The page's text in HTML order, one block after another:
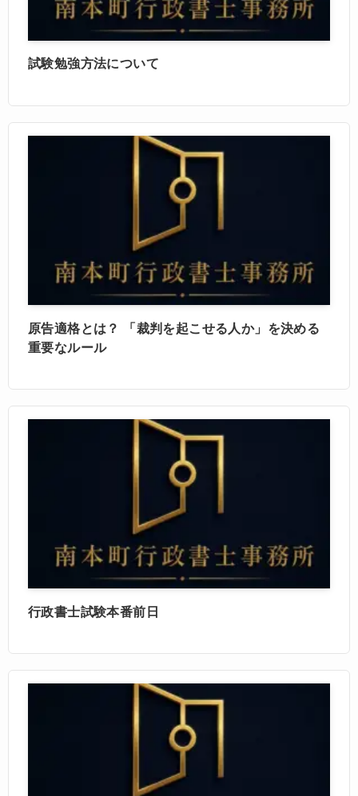
試験勉強方法について
原告適格とは？ 「裁判を起こせる人か」を決める
重要なルール
行政書士試験本番前日